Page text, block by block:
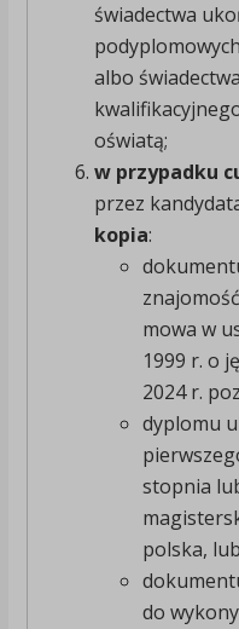
świadectwa
albo
oświatą;
w przypadku
przez
kopia:
mowa w
1999 r. o
2024 r.
dyplomu
stopnia
polska, lub
do